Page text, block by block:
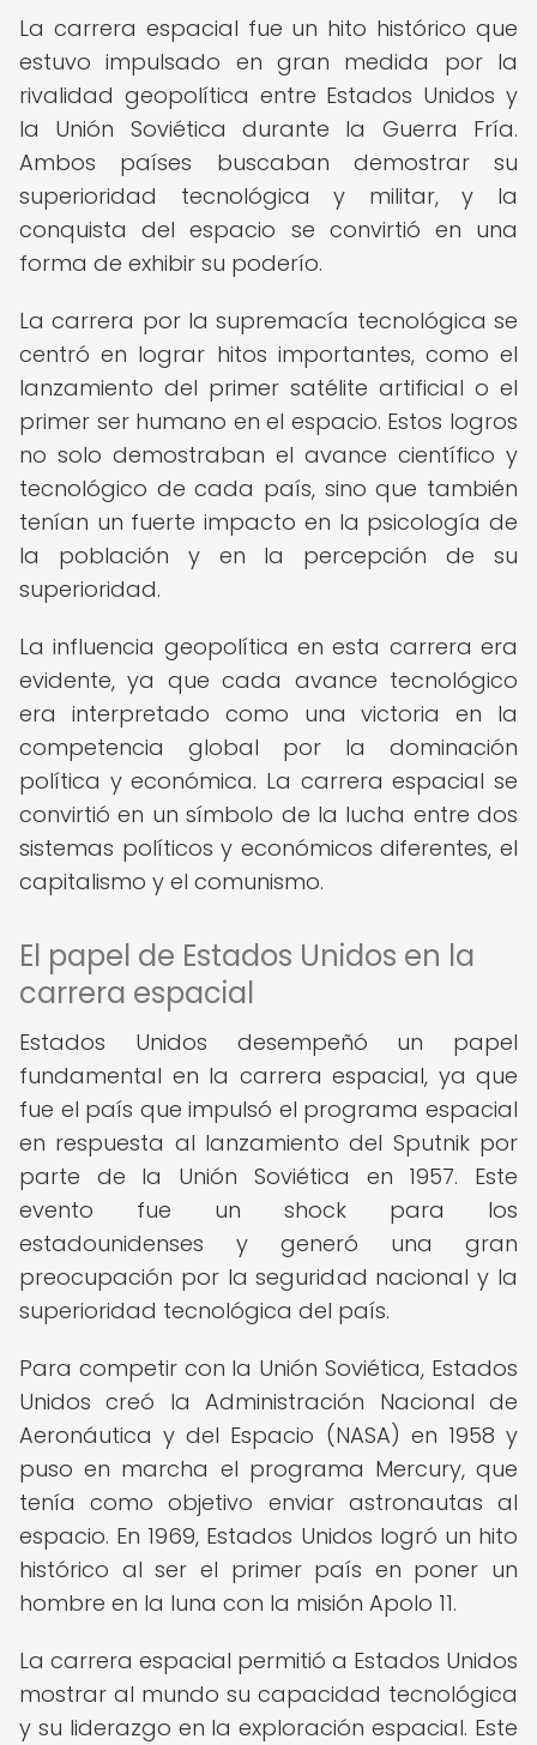
La carrera espacial fue un hito histórico que
estuvo impulsado en gran medida por la
rivalidad geopolítica entre Estados Unidos y
la Unión Soviética durante la Guerra Fría.
Ambos países buscaban demostrar su
superioridad tecnológica y militar, y la
conquista del espacio se convirtió en una
forma de exhibir su poderío.
La carrera por la supremacía tecnológica se
centró en lograr hitos importantes, como el
lanzamiento del primer satélite artificial o el
primer ser humano en el espacio. Estos logros
no solo demostraban el avance científico y
tecnológico de cada país, sino que también
tenían un fuerte impacto en la psicología de
la población y en la percepción de su
superioridad.
La influencia geopolítica en esta carrera era
evidente, ya que cada avance tecnológico
era interpretado como una victoria en la
competencia global por la dominación
política y económica. La carrera espacial se
convirtió en un símbolo de la lucha entre dos
sistemas políticos y económicos diferentes, el
capitalismo y el comunismo.
El papel de Estados Unidos en la
carrera espacial
Estados Unidos desempeñó un papel
fundamental en la carrera espacial, ya que
fue el país que impulsó el programa espacial
en respuesta al lanzamiento del Sputnik por
parte de la Unión Soviética en 1957. Este
evento fue un shock para los
estadounidenses y generó una gran
preocupación por la seguridad nacional y la
superioridad tecnológica del país.
Para competir con la Unión Soviética, Estados
Unidos creó la Administración Nacional de
Aeronáutica y del Espacio (NASA) en 1958 y
puso en marcha el programa Mercury, que
tenía como objetivo enviar astronautas al
espacio. En 1969, Estados Unidos logró un hito
histórico al ser el primer país en poner un
hombre en la luna con la misión Apolo 11.
La carrera espacial permitió a Estados Unidos
mostrar al mundo su capacidad tecnológica
y su liderazgo en la exploración espacial. Este